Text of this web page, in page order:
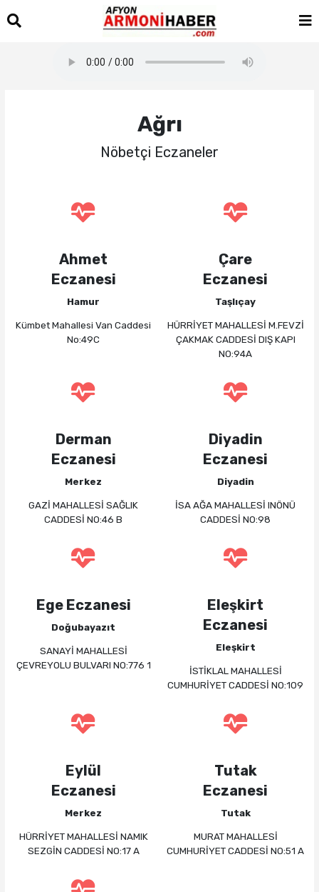
Ağrı
Nöbetçi Eczaneler
Ahmet
Eczanesi
Hamur
Kümbet Mahallesi Van Caddesi
No:49C
Çare
Eczanesi
Taşlıçay
HÜRRİYET MAHALLESİ M.FEVZİ
ÇAKMAK CADDESİ DIŞ KAPI
NO:94A
Derman
Eczanesi
Merkez
GAZİ MAHALLESİ SAĞLIK
CADDESİ NO:46 B
Diyadin
Eczanesi
Diyadin
İSA AĞA MAHALLESİ INÖNÜ
CADDESİ NO:98
Ege Eczanesi
Doğubayazıt
SANAYİ MAHALLESİ
ÇEVREYOLU BULVARI NO:776 1
Eleşkirt
Eczanesi
Eleşkirt
İSTİKLAL MAHALLESİ
CUMHURİYET CADDESİ NO:109
Eylül
Eczanesi
Merkez
HÜRRİYET MAHALLESİ NAMIK
SEZGİN CADDESİ NO:17 A
Tutak
Eczanesi
Tutak
MURAT MAHALLESİ
CUMHURİYET CADDESİ NO:51 A